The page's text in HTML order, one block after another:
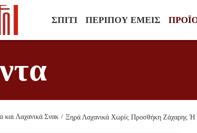
ΣΠΊΤΙ ΠΕΡΊΠΟΥ ΕΜΕΊΣ
και Λαχανικά Σνακ / Ξηρά Λαχανικά Χωρίς Προσθήκη Ζάχαρης Ή